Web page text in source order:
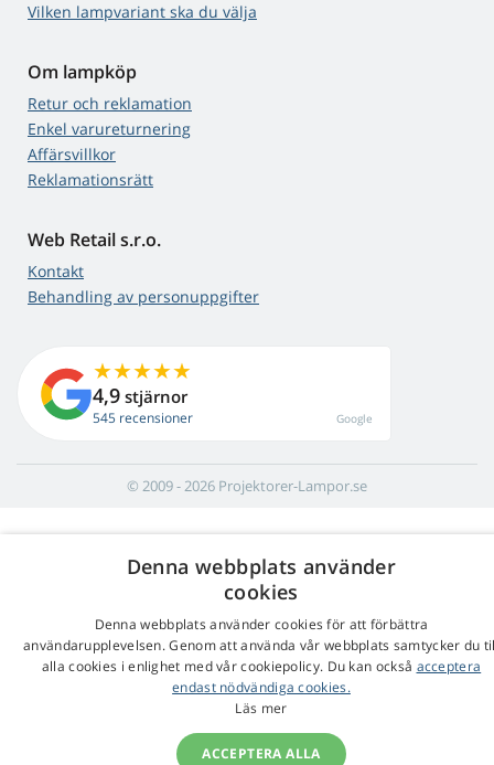
Vilken lampvariant ska du välja
Om lampköp
Retur och reklamation
Enkel varureturnering
Affärsvillkor
Reklamationsrätt
Web Retail s.r.o.
Kontakt
Behandling av personuppgifter
4,9 stjärnor
545 recensioner Google
© 2009 - 2026 Projektorer-Lampor.se
Denna webbplats använder
cookies
Denna webbplats använder cookies för att förbättra
användarupplevelsen. Genom att använda vår webbplats samtycker du
alla cookies i enlighet med vår cookiepolicy. Du kan också acceptera
endast nödvändiga cookies.
Läs mer
ACCEPTERA ALLA